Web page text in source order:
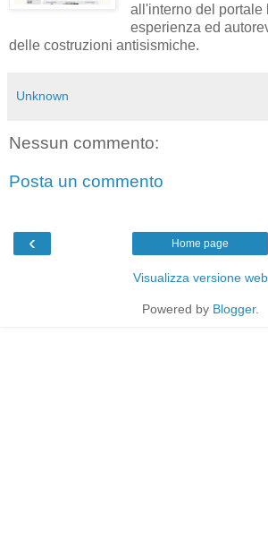
all'interno del portale
esperienza ed
delle costruzioni antisismiche.
Unknown
Nessun commento:
Posta un commento
‹ Home page
Visualizza versione web
Powered by Blogger.